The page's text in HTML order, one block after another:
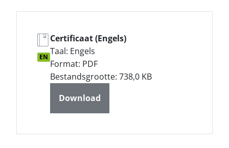
EN
Certificaat (Engels)
Taal: Engels
Format: PDF
Bestandsgrootte: 738,0 KB
Download